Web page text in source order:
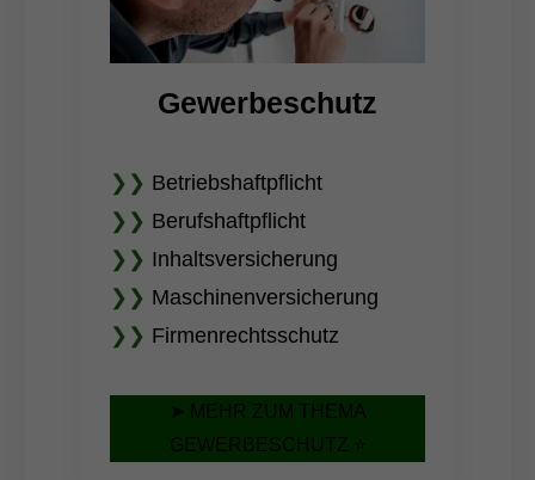
Gewerbeschutz
❯❯ Betriebshaftpflicht
❯❯ Berufshaftpflicht
❯❯ Inhaltsversicherung
❯❯ Maschinenversicherung
❯❯ Firmenrechtsschutz
➤ MEHR ZUM THEMA
GEWERBESCHUTZ ⭐